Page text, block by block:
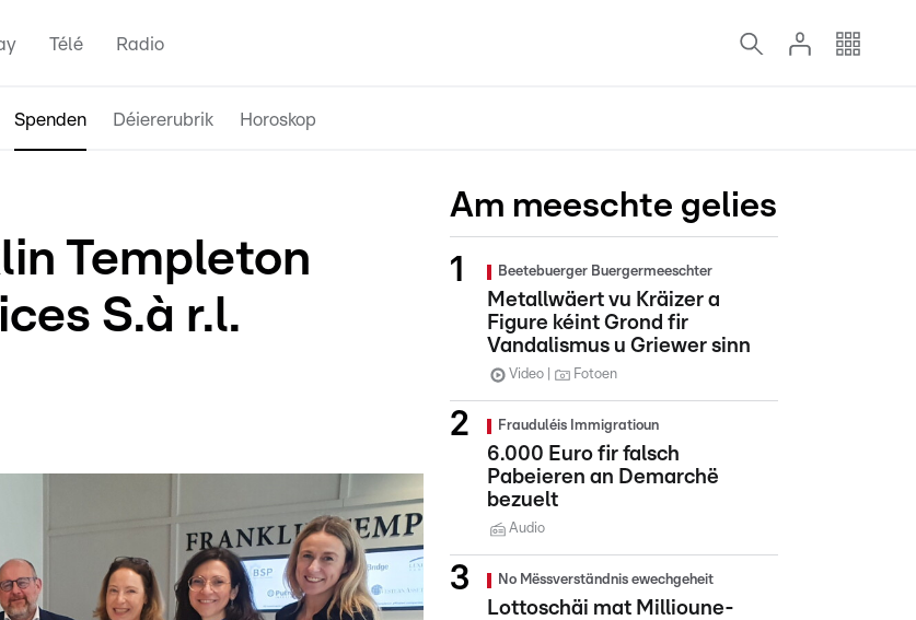
Télé Radio
Spenden Déiererubrik Horoskop
Templeton
S.à r.l.
Am meeschte gelies
Beetebuerger Buergermeeschter
Metallwäert vu Kräizer a
Figure kéint Grond fir
Vandalismus u Griewer sinn
Video Fotoen
Frauduléis Immigratioun
6.000 Euro fir falsch
Pabeieren an Demarchë
bezuelt
Audio
No Mëssverständnis ewechgeheit
Lottoschäi mat Millioune-